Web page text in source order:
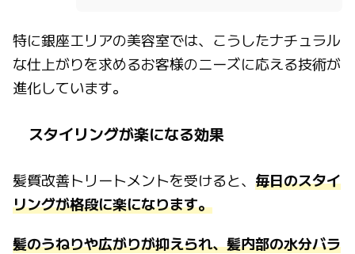
特に銀座エリアの美容室では、こうしたナチュラル
な仕上がりを求めるお客様のニーズに応える技術が
進化しています。
スタイリングが楽になる効果
髪質改善トリートメントを受けると、 毎日のスタイ
リングが格段に楽になります。
髪のうねりや広がりが抑えられ、髪内部の水分バラ